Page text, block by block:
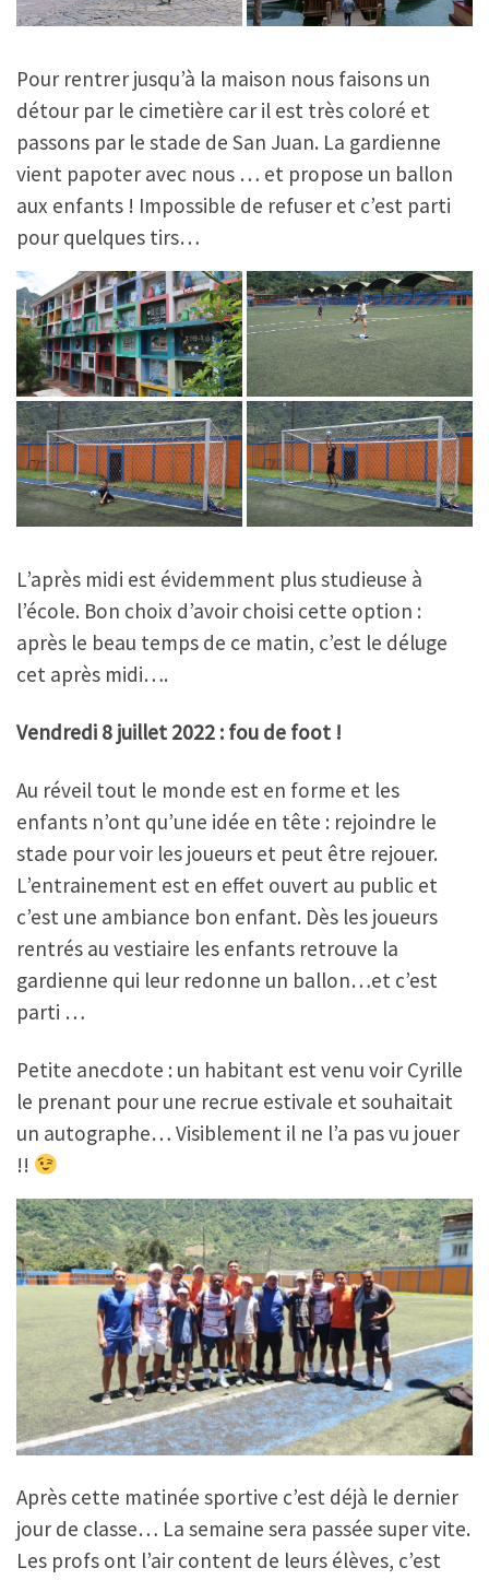
Pour rentrer jusqu’à la maison nous faisons un
détour par le cimetière car il est très coloré et
passons par le stade de San Juan. La gardienne
vient papoter avec nous … et propose un ballon
aux enfants ! Impossible de refuser et c’est parti
pour quelques tirs…
L’après midi est évidemment plus studieuse à
l’école. Bon choix d’avoir choisi cette option :
après le beau temps de ce matin, c’est le déluge
cet après midi….
Vendredi 8 juillet 2022 : fou de foot !
Au réveil tout le monde est en forme et les
enfants n’ont qu’une idée en tête : rejoindre le
stade pour voir les joueurs et peut être rejouer.
L’entrainement est en effet ouvert au public et
c’est une ambiance bon enfant. Dès les joueurs
rentrés au vestiaire les enfants retrouve la
gardienne qui leur redonne un ballon…et c’est
parti …
Petite anecdote : un habitant est venu voir Cyrille
le prenant pour une recrue estivale et souhaitait
un autographe… Visiblement il ne l’a pas vu jouer
!!
Après cette matinée sportive c’est déjà le dernier
jour de classe… La semaine sera passée super vite.
Les profs ont l’air content de leurs élèves, c’est